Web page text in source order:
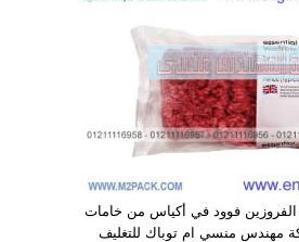
الفروزين فوود في أكياس من خامات
مهندس منسي ام توباك للتغليف